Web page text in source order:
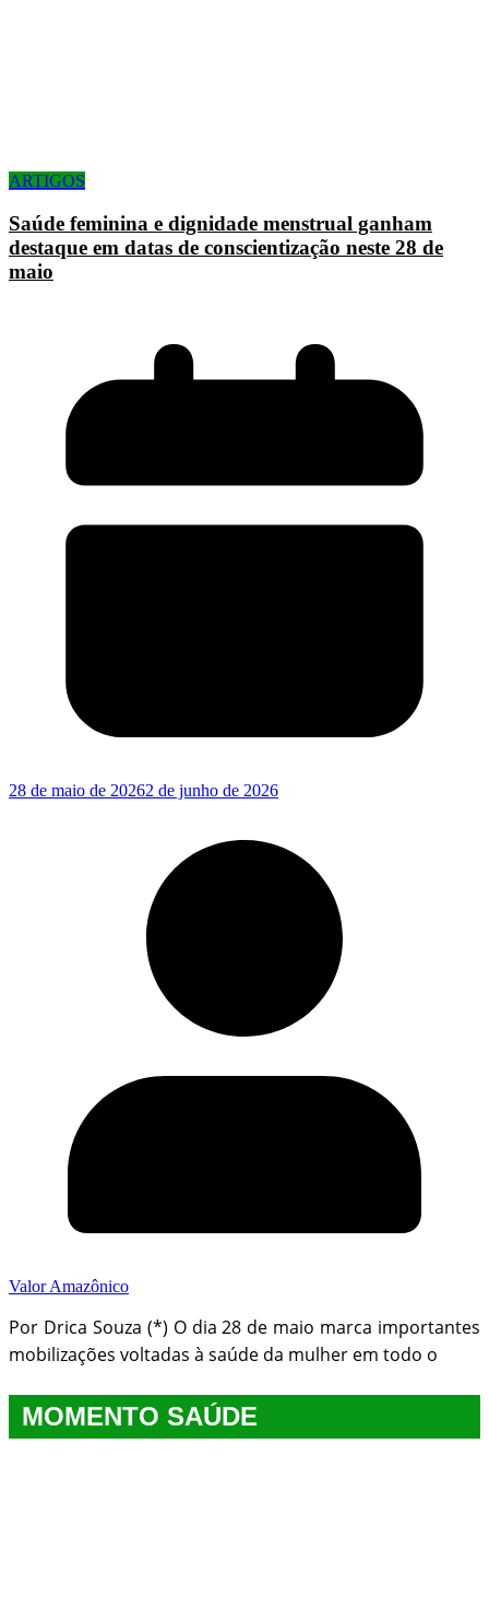
ARTIGOS
Saúde feminina e dignidade menstrual ganham
destaque em datas de conscientização neste 28 de
maio
28 de maio de 20262 de junho de 2026
Valor Amazônico
Por Drica Souza (*) O dia 28 de maio marca importantes
mobilizações voltadas à saúde da mulher em todo o
MOMENTO SAÚDE